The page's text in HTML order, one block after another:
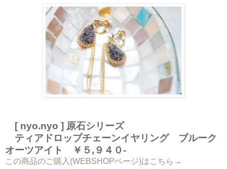
[ nyo.nyo ] 原石シリーズ
ティアドロップチェーンイヤリング ブルーク
オーツアイト ￥５,９４０-
この商品のご購入(WEBSHOPページ)はこちら→